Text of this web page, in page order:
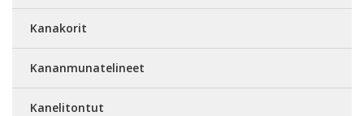
Kanakorit
Kananmunatelineet
Kanelitontut